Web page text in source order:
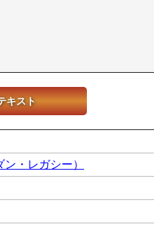
キスト
・レガシー）